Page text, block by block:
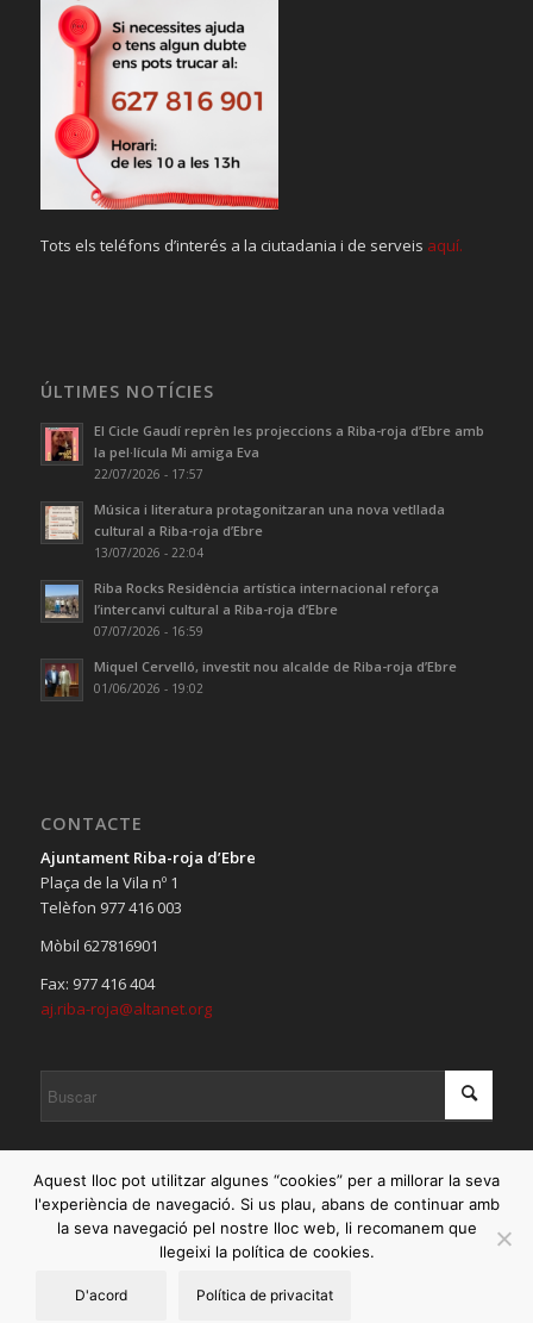
Tots els teléfons d’interés a la ciutadania i de serveis aquí.
ÚLTIMES NOTÍCIES
El Cicle Gaudí reprèn les projeccions a Riba-roja d’Ebre amb
la pel·lícula Mi amiga Eva
22/07/2026 - 17:57
Música i literatura protagonitzaran una nova vetllada
cultural a Riba-roja d’Ebre
13/07/2026 - 22:04
Riba Rocks Residència artística internacional reforça
l’intercanvi cultural a Riba-roja d’Ebre
07/07/2026 - 16:59
Miquel Cervelló, investit nou alcalde de Riba-roja d’Ebre
01/06/2026 - 19:02
CONTACTE
Ajuntament Riba-roja d’Ebre
Plaça de la Vila nº 1
Telèfon 977 416 003
Mòbil 627816901
Fax: 977 416 404
aj.riba-roja@altanet.org
© Copyright 2020 - Ajuntament de Riba-roja d'Ebre |
Aquest lloc pot utilitzar algunes “cookies” per a millorar la seva
l'experiència de navegació. Si us plau, abans de continuar amb
la seva navegació pel nostre lloc web, li recomanem que
llegeixi la política de cookies.
D'acord Política de privacitat